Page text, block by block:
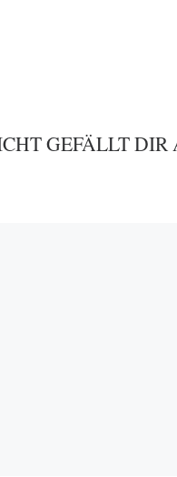
GEFÄLLT DIR